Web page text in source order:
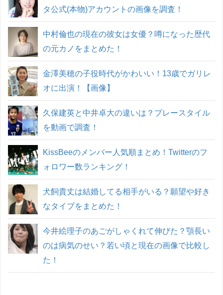
タ公式(本物)アカウントの画像を調査！
中村倫也の現在の彼女は女優？噂になった歴代
の元カノをまとめた！
金澤美穂の子役時代がかわいい！13歳でガリレ
オに出演！【画像】
久保建英と中井卓大の違いは？プレースタイル
を動画で調査！
KissBeeのメンバー人気順まとめ！Twitterのフ
ォロワー数ランキング！
犬飼貴丈は結婚してる相手がいる？願望や好き
なタイプをまとめた！
今井絵理子のあごがしゃくれて伸びた？顎長い
のは病気のせい？若い頃と現在の画像で比較し
た！